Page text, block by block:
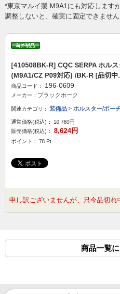
*東京マルイ製 M9A1にも対応します
調整しないと、確実に固定できません
[410508BK-R] CQC SERPA ホル
(M9A1/CZ P09対応) /BK-R [品切中
商品コード： 196-0609
メーカー： ブラックホーク
関連カテゴリ： 装備品 > ホルスター/ポー
通常価格(税込)：
10,780円
販売価格(税込)：
8,624円
ポイント： 78 Pt
申し訳ございませんが、只今品切れ
商品一覧